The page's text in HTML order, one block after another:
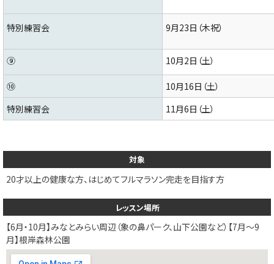
特別練習会 9月23日（木祝）
⑨ 10月2日（土）
⑩
10月16日（土）
特別練習会
11月6日（土）
対象
20才以上の健康な方、はじめてフルマラソン完走を目指す方
レッスン場所
【6月・10月】みなとみらい周辺（象の鼻パーク、山下公園など）【7月～9
月】根岸森林公園